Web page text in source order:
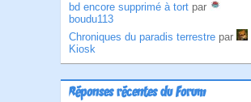
bd encore supprimé à tort par
boudu113
Chroniques du paradis terrestre par
Kiosk
Réponses récentes du Forum